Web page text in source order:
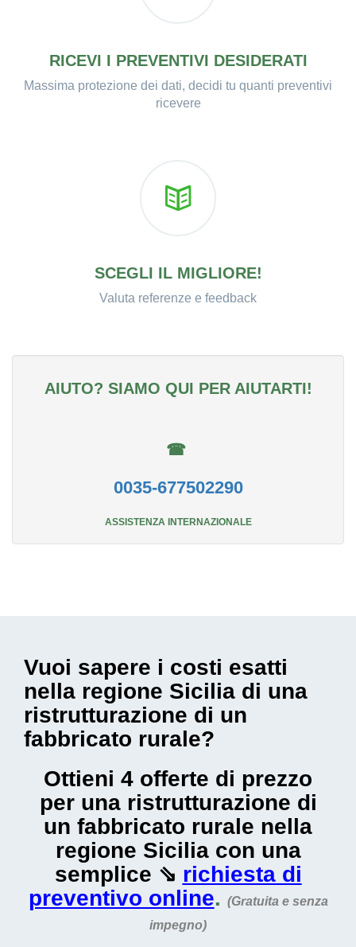
RICEVI I PREVENTIVI DESIDERATI
Massima protezione dei dati, decidi tu quanti preventivi
ricevere
SCEGLI IL MIGLIORE!
Valuta referenze e feedback
AIUTO? SIAMO QUI PER AIUTARTI!
☎
0035-677502290
ASSISTENZA INTERNAZIONALE
Vuoi sapere i costi esatti
nella regione Sicilia di una
ristrutturazione di un
fabbricato rurale?
Ottieni 4 offerte di prezzo
per una ristrutturazione di
un fabbricato rurale nella
regione Sicilia con una
semplice ⇘ richiesta di
preventivo online. (Gratuita e senza
impegno)